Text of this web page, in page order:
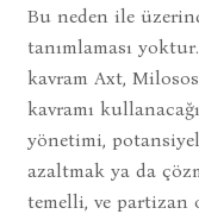
Bu neden ile
tanımlaması
kavram Axt,
kavramı
yönetimi,
azaltmak ya da
temelli, ve partizan